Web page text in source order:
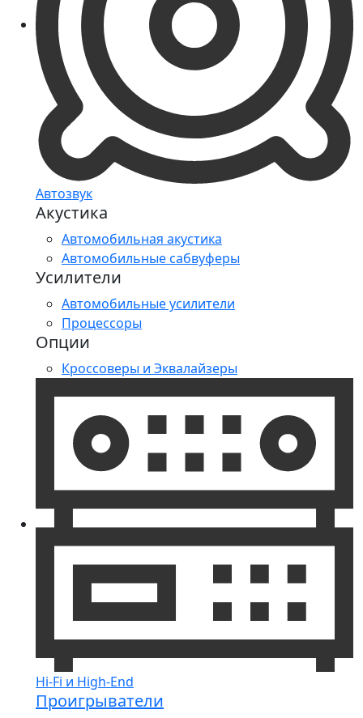
Автозвук
Акустика
Автомобильная акустика
Автомобильные сабвуферы
Усилители
Автомобильные усилители
Процессоры
Опции
Кроссоверы и Эквалайзеры
Hi-Fi и High-End
Проигрыватели